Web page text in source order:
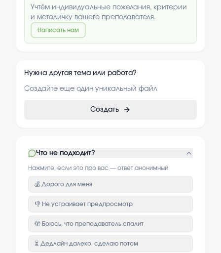
Учтём индивидуальные пожелания, критерии
и методичку вашего преподавателя.
Написать нам
Нужна другая тема или работа?
Создайте еще один уникальный файл
Создать
Что не подходит?
Нажмите, если это про вас — ответ анонимный
💰 Дорого для меня
👎 Не устраивает предпросмотр
🫣 Боюсь, что преподаватель спалит
⏳ Дедлайн далеко, сделаю потом